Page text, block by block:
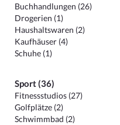
Buchhandlungen (26)
Drogerien (1)
Haushaltswaren (2)
Kaufhäuser (4)
Schuhe (1)
Sport (36)
Fitnessstudios (27)
Golfplätze (2)
Schwimmbad (2)